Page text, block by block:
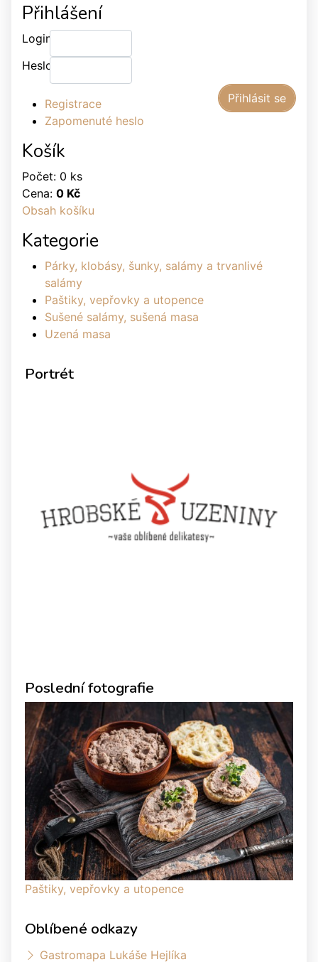
Přihlášení
Login:
Heslo:
Registrace
Zapomenuté heslo
Košík
Počet: 0 ks
Cena: 0 Kč
Obsah košíku
Kategorie
Párky, klobásy, šunky, salámy a trvanlivé
salámy
Paštiky, vepřovky a utopence
Sušené salámy, sušená masa
Uzená masa
Portrét
Poslední fotografie
Paštiky, vepřovky a utopence
Oblíbené odkazy
Gastromapa Lukáše Hejlíka